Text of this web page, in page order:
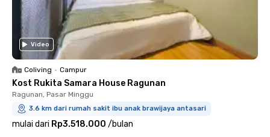
Video
Coliving • Campur
Kost Rukita Samara House Ragunan
Ragunan, Pasar Minggu
3.6 km dari rumah sakit ibu anak brawijaya antasari
mulai dari Rp3.518.000 /bulan